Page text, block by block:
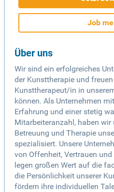
Job
Über uns
Wir sind ein erfolgreiches
der Kunsttherapie und
Kunsttherapeut/in in
können. Als Unternehmen
Erfahrung und einer stetig
Mitarbeiteranzahl, haben
Betreuung und Therapie
spezialisiert. Unsere
von Offenheit, Vertrauen
legen großen Wert auf die
die Persönlichkeit unserer
fördern ihre individuellen